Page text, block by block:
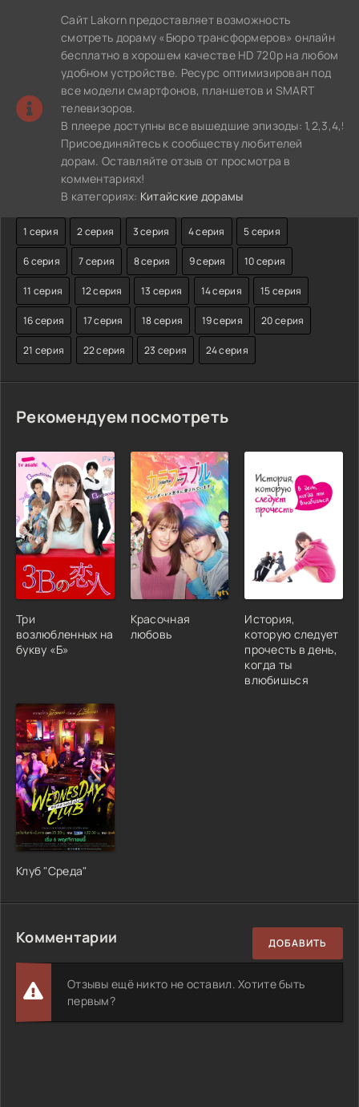
Сайт Lakorn предоставляет возможность
смотреть дораму «Бюро трансформеров» онлайн
бесплатно в хорошем качестве HD 720p на любом
удобном устройстве. Ресурс оптимизирован под
все модели смартфонов, планшетов и SMART
телевизоров.
В плеере доступны все вышедшие эпизоды:
Присоединяйтесь к сообществу любителей
дорам. Оставляйте отзыв от просмотра в
комментариях!
В категориях: Китайские дорамы
1 серия 2 серия 3 серия 4 серия 5 серия
6 серия 7 серия 8 серия 9 серия 10 серия
11 серия 12 серия 13 серия 14 серия 15 серия
16 серия 17 серия 18 серия 19 серия 20 серия
21 серия 22 серия 23 серия 24 серия
Рекомендуем посмотреть
Три
возлюбленных на
букву «Б»
Красочная
любовь
История,
которую следует
прочесть в день,
когда ты
влюбишься
Клуб "Среда"
Комментарии ДОБАВИТЬ
Отзывы ещё никто не оставил. Хотите быть
первым?